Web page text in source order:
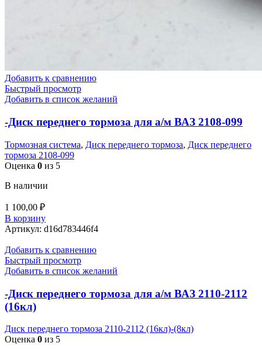
Добавить к сравнению
Быстрый просмотр
Добавить в список желаний
-Диск переднего тормоза для а/м ВАЗ 2108-099
Тормозная система, Диск переднего тормоза, Диск переднего
тормоза 2108-099
Оценка 0 из 5
В наличии
1 100,00 ₽
В корзину
Артикул: d16d783446f4
Добавить к сравнению
Быстрый просмотр
Добавить в список желаний
-Диск переднего тормоза для а/м ВАЗ 2110-2112
(16кл)
Диск переднего тормоза 2110-2112 (16кл)-(8кл)
Оценка 0 из 5